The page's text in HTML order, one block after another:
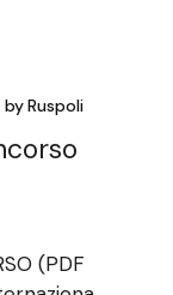
byRuspoli
(PDF